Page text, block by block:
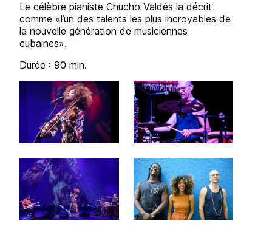
Le célèbre pianiste Chucho Valdés la décrit
comme «l’un des talents les plus incroyables de
la nouvelle génération de musiciennes
cubaines».
Durée : 90 min.